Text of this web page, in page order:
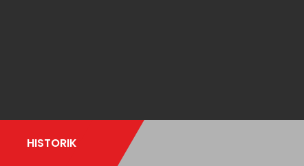
HISTORIK